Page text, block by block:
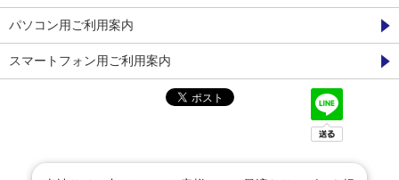
パソコン用ご利用案内
スマートフォン用ご利用案内